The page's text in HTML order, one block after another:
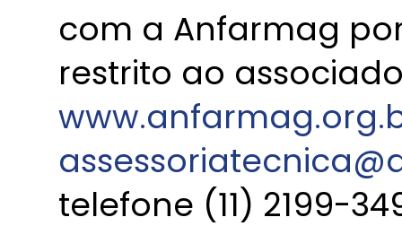
com a Anfarmag
restrito ao
telefone (11) 2199-